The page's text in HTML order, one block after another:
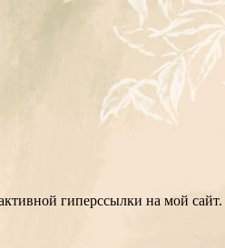
гиперссылки на мой сайт.